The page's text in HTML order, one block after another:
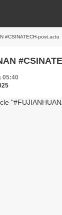
#CSINATECH-post.actu
05:40